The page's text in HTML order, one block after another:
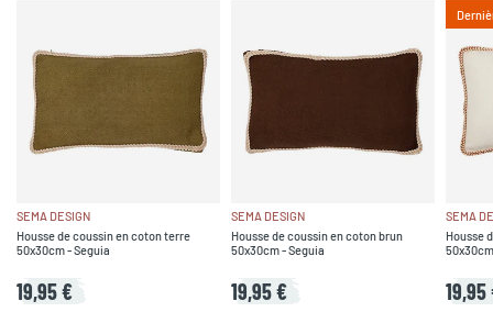
SEMA DESIGN
Housse de coussin en coton terre
50x30cm - Seguia
19,95 €
SEMA DESIGN
Housse de coussin en coton brun
50x30cm - Seguia
19,95 €
SEMA
Housse
19,95